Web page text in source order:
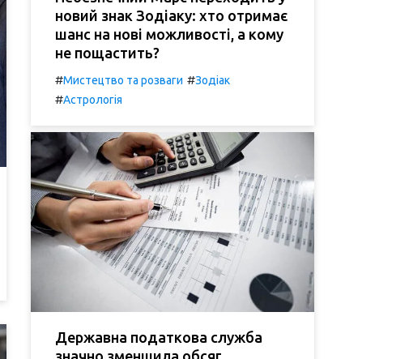
новий знак Зодіаку: хто отримає
шанс на нові можливості, а кому
не пощастить?
#Мистецтво та розваги #Зодіак
#Астрологія
Державна податкова служба
значно зменшила обсяг